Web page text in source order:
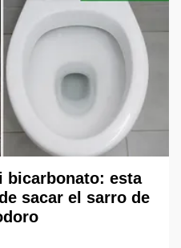
bicarbonato: esta
sacar el sarro de